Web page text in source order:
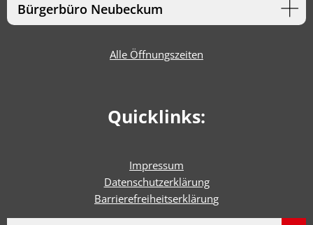
Bürgerbüro Neubeckum
Alle Öffnungszeiten
Quicklinks:
Impressum
Datenschutzerklärung
Barrierefreiheitserklärung